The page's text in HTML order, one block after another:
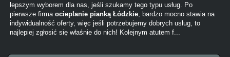
lepszym wyborem dla nas, jeśli szukamy tego typu usług. Po
pierwsze firma ocieplanie pianką Łódzkie, bardzo mocno stawia na
indywidualność oferty, więc jeśli potrzebujemy dobrych usług, to
najlepiej zgłosić się właśnie do nich! Kolejnym atutem f...